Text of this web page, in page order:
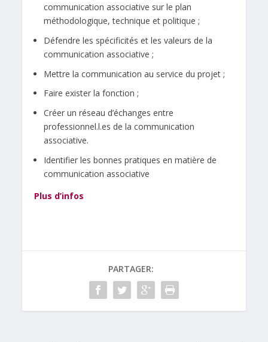
communication associative sur le plan
méthodologique, technique et politique ;
Défendre les spécificités et les valeurs de la
communication associative ;
Mettre la communication au service du projet ;
Faire exister la fonction ;
Créer un réseau d’échanges entre
professionnel.l.es de la communication
associative.
Identifier les bonnes pratiques en matière de
communication associative
Plus d’infos
PARTAGER: